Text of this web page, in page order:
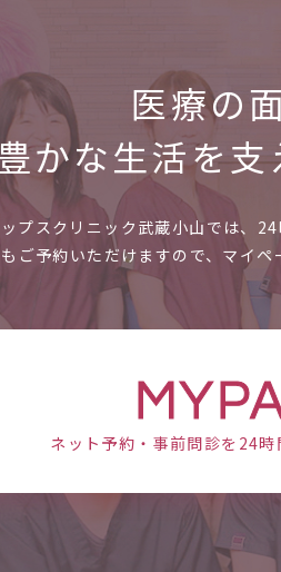
医療の
かな生活を
プスクリニック武蔵小山では、 24
ご予約いただけますので、 マイペ
ネット予約・事前問診を 24時